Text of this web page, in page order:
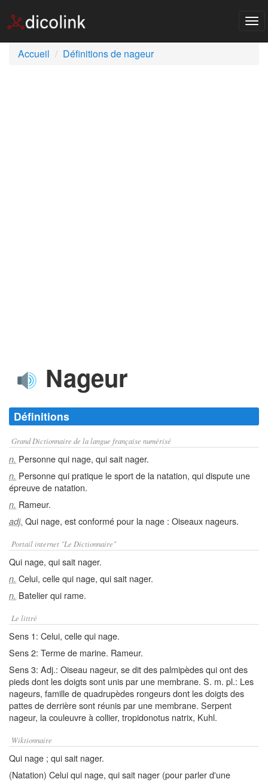
Accueil
Définitions de nageur
Nageur
Définitions
Grand Dictionnaire de la langue française numérisé
n. Personne qui nage, qui sait nager.
n. Personne qui pratique le sport de la natation, qui dispute une
épreuve de natation.
n. Rameur.
adj. Qui nage, est conformé pour la nage : Oiseaux nageurs.
Portail internet "Le Dictionnaire"
Qui nage, qui sait nager.
n. Celui, celle qui nage, qui sait nager.
n. Batelier qui rame.
Le littré
Sens 1: Celui, celle qui nage.
Sens 2: Terme de marine. Rameur.
Sens 3: Adj.: Oiseau nageur, se dit des palmipèdes qui ont des
pieds dont les doigts sont unis par une membrane. S. m. pl.: Les
nageurs, famille de quadrupèdes rongeurs dont les doigts des
pattes de derrière sont réunis par une membrane. Serpent
nageur, la couleuvre à collier, tropidonotus natrix, Kuhl.
Wiktionnaire
Qui nage ; qui sait nager.
(Natation) Celui qui nage, qui sait nager (pour parler d'une